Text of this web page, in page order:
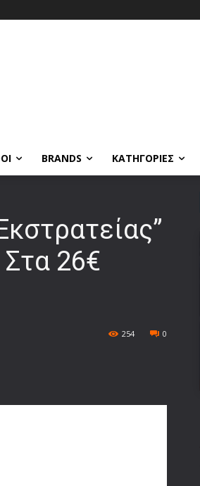
BRANDS ΚΑΤΗΓΟΡΙΕΣ
26€
0
254